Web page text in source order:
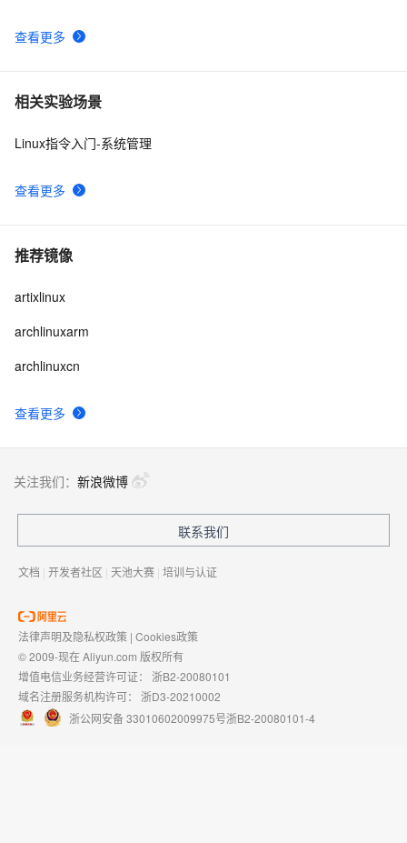
查看更多
相关实验场景
查看更多
Linux指令入门-系统管理
推荐镜像
查看更多
artixlinux
archlinuxarm
archlinuxcn
关注我们： 新浪微博
联系我们
文档 | 开发者社区 | 天池大赛 | 培训与认证
法律声明及隐私权政策 | Cookies政策
© 2009-现在 Aliyun.com 版权所有
增值电信业务经营许可证： 浙B2-20080101
域名注册服务机构许可： 浙D3-20210002
浙公网安备 33010602009975号浙B2-20080101-4